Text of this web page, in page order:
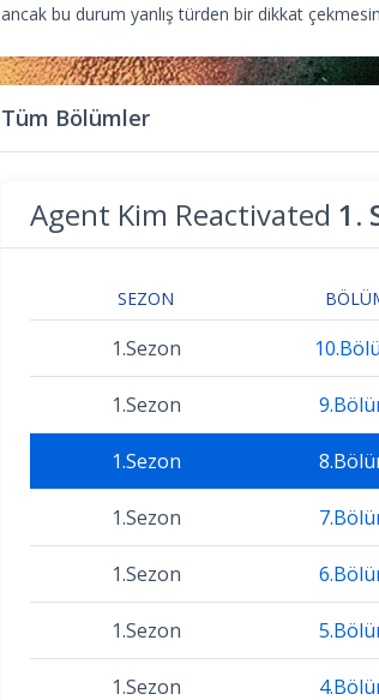
ancak bu durum yanlış türden bir dikkat
Tüm Bölümler
Agent Kim Reactivated 1.
SEZON
1.Sezon
1.Sezon
1.Sezon
1.Sezon
1.Sezon
1.Sezon
1.Sezon